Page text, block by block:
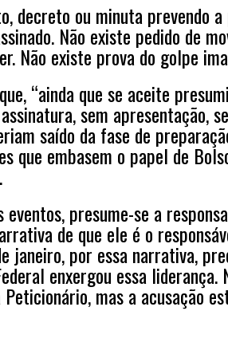
decreto ou minuta prevendo
Não existe pedido de
Não existe prova do golpe
“ainda que se aceite
sem apresentação,
saído da fase de
que embasem o papel de
presume-se a
de que ele é o
janeiro, por essa narrativa,
enxergou essa
mas a acusação